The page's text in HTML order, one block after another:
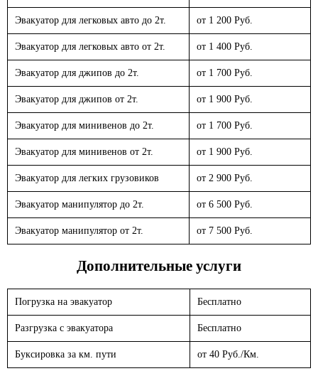
Эвакуатор для легковых авто до 2т. от 1 200 Руб.
Эвакуатор для легковых авто от 2т. от 1 400 Руб.
Эвакуатор для джипов до 2т. от 1 700 Руб.
Эвакуатор для джипов от 2т. от 1 900 Руб.
Эвакуатор для минивенов до 2т. от 1 700 Руб.
Эвакуатор для минивенов от 2т. от 1 900 Руб.
Эвакуатор для легких грузовиков от 2 900 Руб.
Эвакуатор манипулятор до 2т. от 6 500 Руб.
Эвакуатор манипулятор от 2т. от 7 500 Руб.
Дополнительные услуги
Погрузка на эвакуатор Бесплатно
Разгрузка с эвакуатора Бесплатно
Буксировка за км. пути от 40 Руб./Км.